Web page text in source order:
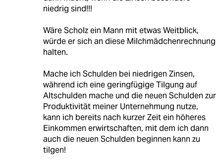
niedrig sind!!!
Wäre Scholz ein Mann mit etwas Weitblick,
würde er sich an diese Milchmädchenrechnung
halten.
Mache ich Schulden bei niedrigen Zinsen,
während ich eine geringfügige Tilgung auf
Altschulden mache und die neuen Schulden zur
Produktivität meiner Unternehmung nutze,
kann ich bereits nach kurzer Zeit ein höheres
Einkommen erwirtschaften, mit dem ich dann
auch die neuen Schulden beginnen kann zu
tilgen!